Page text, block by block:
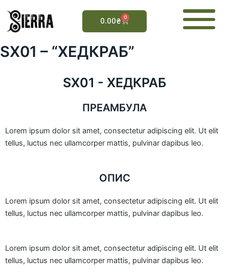
вмісту
0.00₴ 0 Cart
SX01 – “ХЕДКРАБ”
SX01 - ХЕДКРАБ
ПРЕАМБУЛА
Lorem ipsum dolor sit amet, consectetur adipiscing elit. Ut elit
tellus, luctus nec ullamcorper mattis, pulvinar dapibus leo.
ОПИС
Lorem ipsum dolor sit amet, consectetur adipiscing elit. Ut elit
tellus, luctus nec ullamcorper mattis, pulvinar dapibus leo.
Lorem ipsum dolor sit amet, consectetur adipiscing elit. Ut elit
tellus, luctus nec ullamcorper mattis, pulvinar dapibus leo.